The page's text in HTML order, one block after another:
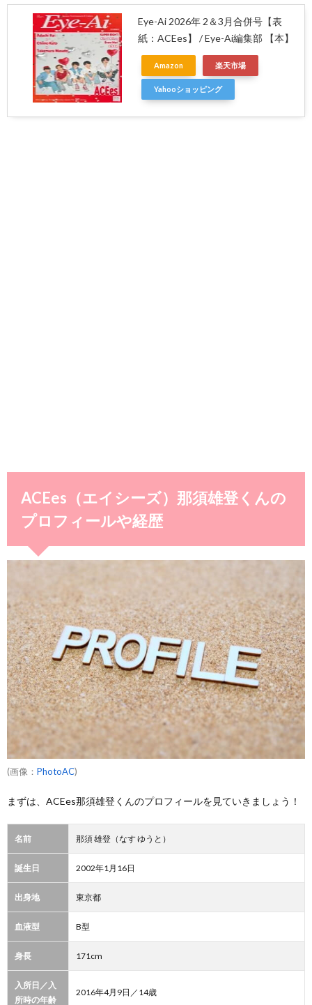
Eye-Ai 2026年 2＆3月合併号【表
紙：ACEes】 / Eye-Ai編集部 【本】
Amazon 楽天市場
Yahooショッピング
ACEes（エイシーズ）那須雄登くんの
プロフィールや経歴
(画像： PhotoAC)
まずは、ACEes那須雄登くんのプロフィールを見ていきましょう！
名前 那須 雄登（なす ゆうと）
誕生日 2002年1月16日
出身地 東京都
血液型 B型
身長 171cm
入所日／入
所時の年齢
2016年4月9日／14歳